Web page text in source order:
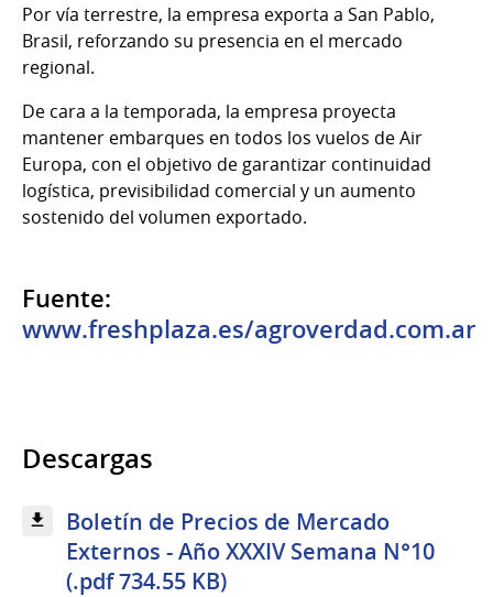
Por vía terrestre, la empresa exporta a San Pablo,
Brasil, reforzando su presencia en el mercado
regional.
De cara a la temporada, la empresa proyecta
mantener embarques en todos los vuelos de Air
Europa, con el objetivo de garantizar continuidad
logística, previsibilidad comercial y un aumento
sostenido del volumen exportado.
Fuente:
www.freshplaza.es/agroverdad.com.ar
Descargas
Boletín de Precios de Mercado
Externos - Año XXXIV Semana N°10
(.pdf 734.55 KB)